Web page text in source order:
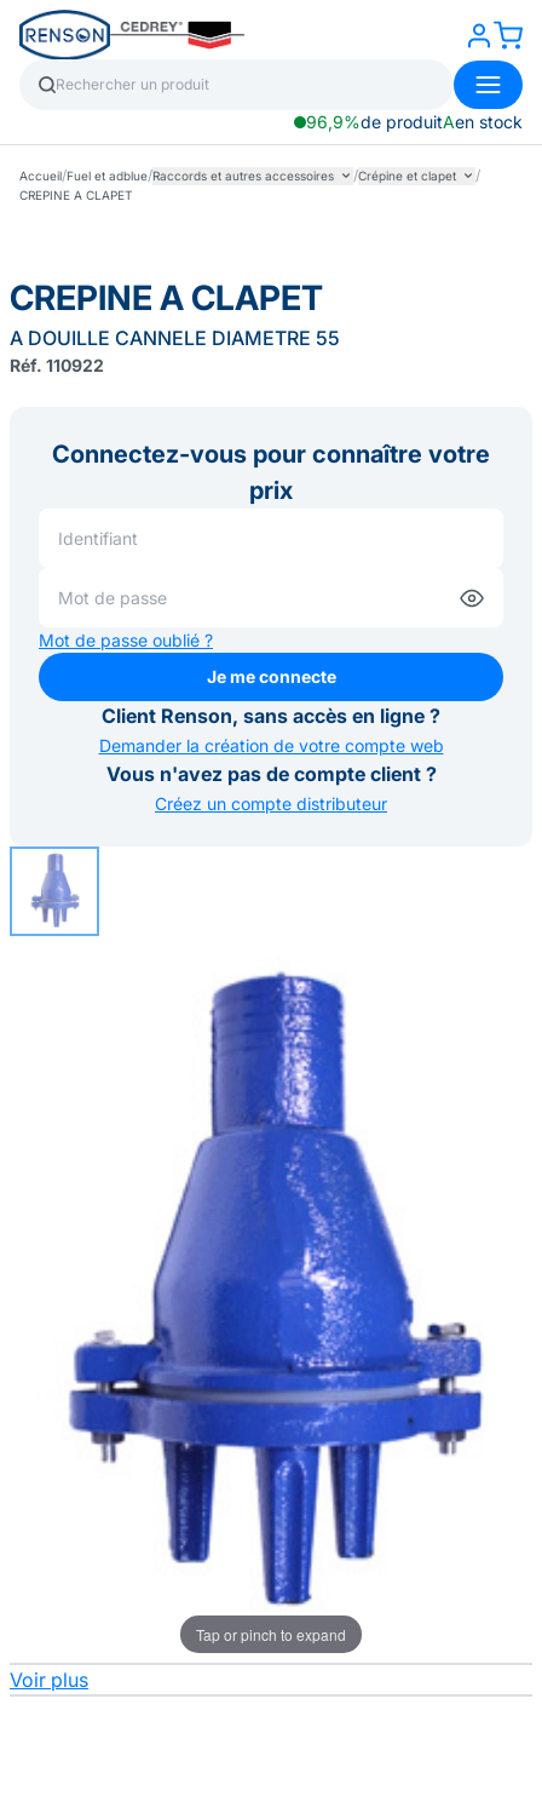
96,9%de produitAen stock
Accueil/Fuel et adblue/Raccords et autres accessoires /Crépine et clapet /
CREPINE A CLAPET
Tap or pinch to expand
Voir plus
CREPINE A CLAPET
A DOUILLE CANNELE DIAMETRE 55
Réf. 110922
Connectez-vous pour connaître votre
prix
Mot de passe oublié ?
Je me connecte
Je me connecte
Client Renson, sans accès en ligne ?
Demander la création de votre compte web
Vous n'avez pas de compte client ?
Créez un compte distributeur